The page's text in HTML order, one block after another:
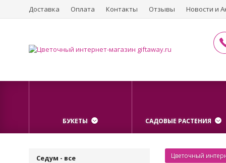
Доставка Оплата Контакты Отзывы Новости и
БУКЕТЫ САДОВЫЕ РАСТЕНИЯ
Седум - все Цветочный